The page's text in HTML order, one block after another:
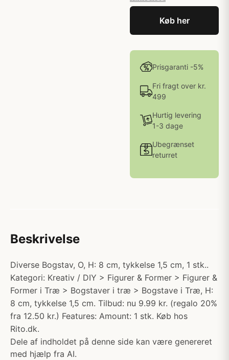
Køb her
Prisgaranti -5%
Fri fragt over kr.
499
Hurtig levering
1-3 dage
Ubegrænset
returret
Beskrivelse
Diverse Bogstav, O, H: 8 cm, tykkelse 1,5 cm, 1 stk..
Kategori: Kreativ / DIY > Figurer & Former > Figurer &
Former i Træ > Bogstaver i træ > Bogstave i Træ, H:
8 cm, tykkelse 1,5 cm. Tilbud: nu 9.99 kr. (regalo 20%
fra 12.50 kr.) Features: Amount: 1 stk. Køb hos
Rito.dk.
Dele af indholdet på denne side kan være genereret
med hjælp fra AI.